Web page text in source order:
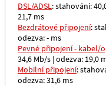
DSL/ADSL: stahování:
21,7 ms
Bezdrátové připojení:
odezva: - ms
Pevné připojení - kabel/
34,6 Mb/s | odezva: 19,0
Mobilní připojení:
odezva: 31,6 ms